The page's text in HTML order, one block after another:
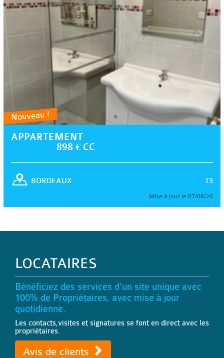
Nouveau !
APPARTEMENT
898 € CC
T3
BORDEAUX
Mise à jour le 07/08/26
LOCATAIRES
Bénéficiez des services d'un site unique avec
100% de Propriétaires, avec mise à jour
quotidienne.
Les contacts,visites et signatures se font en direct avec les
propriétaires.
Avis de clients